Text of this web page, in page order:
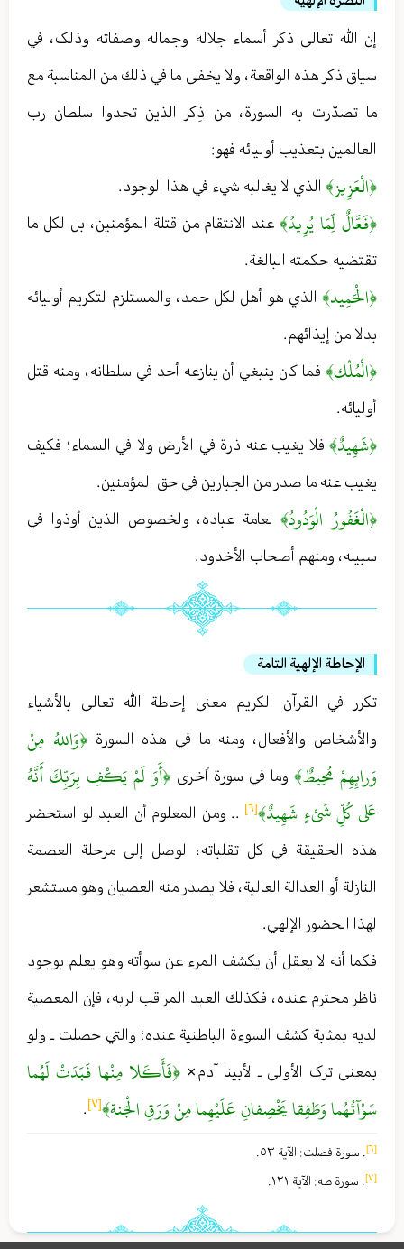
إن الله تعالى ذكر أسماء جلاله وجماله وصفاته وذلک ، في
سياق ذكر هذه الواقعة ، ولا يخفى ما في ذلك من المناسبة مع
ما تصدّرت به السورة ، من ذِكر الذين تحدوا سلطان رب
العالمين بتعذيب أوليائه فهو :
﴿الْعَزِيز﴾ الذي لا يغالبه شيء في هذا الوجود .
﴿فَعَّالٌ لِّمَا يُرِيدُ﴾عند الانتقام من قتلة المؤمنين ، بل لكل ما
تقتضيه حكمته البالغة .
﴿الْحَمِيد﴾ الذي هو أهل لكل حمد ، والمستلزم لتكريم أوليائه
بدلا من إيذائهم .
﴿الْمُلْك﴾ فما كان ينبغي أن ينازعه أحد في سلطانه ، ومنه قتل
أوليائه .
﴿شَهِيدٌ﴾ فلا يغيب عنه ذرة في الأرض ولا في السماء ؛ فكيف
يغيب عنه ما صدر من الجبارين في حق المؤمنين .
﴿الْغَفُورُ الْوَدُودُ﴾لعامة عباده ، ولخصوص الذين أوذوا في
سبيله ، ومنهم أصحاب الأخدود .
الإحاطة الإلهية التامة
تكرر في القرآن الكريم معنى إحاطة الله تعالى بالأشياء
والأشخاص والأفعال ، ومنه ما في هذه السورة﴿وَاللهُ مِنْ
وَرائِهِمْ مُحِيطٌ﴾ وما في سورة اُخرى ﴿أَوَ لَمْ يَكْفِ بِرَبِّكَ أَنَّهُ
عَلى‏ كُلِّ شَيْ‏ءٍ شَهِيدٌ﴾[٦]
. . ومن المعلوم أن العبد لو استحضر
هذه الحقيقة في كل تقلباته ، لوصل إلى مرحلة العصمة
النازلة أو العدالة العالية ، فلا يصدر منه العصيان وهو مستشعر
لهذا الحضور الإلهي .
فكما أنه لا يعقل أن يكشف المرء عن سوأته وهو يعلم بوجود
ناظر محترم عنده ، فكذلك العبد المراقب لربه ، فإن المعصية
لديه بمثابة كشف السوءة الباطنية عنده ؛ والتي حصلت ـ ولو
بمعنی ترک الأولی ـ لأبينا آدم × ﴿فَأَكَلا مِنْها فَبَدَتْ لَهُما
سَوْآتُهُما وَطَفِقا يَخْصِفانِ عَلَيْهِما مِنْ وَرَقِ الْجَنة﴾[٧] .
[٦] . سورة فصلت : الآية ٥٣ .
[٧] . سورة طه : الآية ١٢١ .